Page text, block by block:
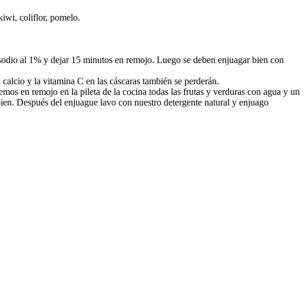
coliflor, pomelo.
al 1% y dejar 15 minutos en remojo. Luego se deben enjuagar bien con
y la vitamina C en las cáscaras también se perderán.
en remojo en la pileta de la cocina todas las frutas y verduras con agua y un
Después del enjuague lavo con nuestro detergente natural y enjuago